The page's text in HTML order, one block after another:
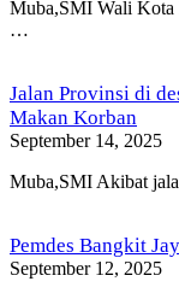
Muba,SMI Wali Kota
…
Jalan Provinsi di
Makan Korban
September 14, 2025
Muba,SMI Akibat
Pemdes Bangkit
September 12, 2025